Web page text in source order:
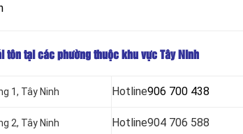
tôn tại các phường thuộc khu vực Tây Ninh
1, Tây Ninh Hotline906 700 438
2, Tây Ninh Hotline904 706 588